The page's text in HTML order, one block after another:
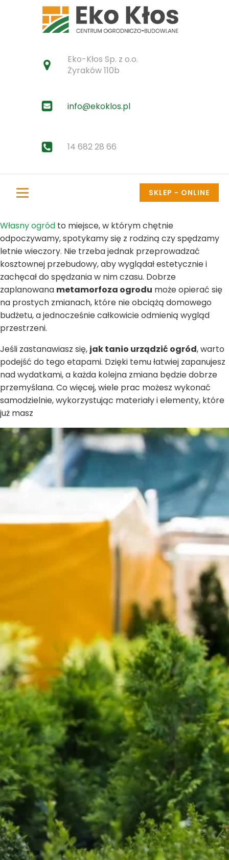
Eko-Kłos Sp. z o.o.
Żyraków 110b
info@ekoklos.pl
14 682 28 66
SKLEP - ONLINE
Własny ogród to miejsce, w którym chętnie
odpoczywamy, spotykamy się z rodziną czy spędzamy
letnie wieczory. Nie trzeba jednak przeprowadzać
kosztownej przebudowy, aby wyglądał estetycznie i
zachęcał do spędzania w nim czasu. Dobrze
zaplanowana metamorfoza ogrodu może opierać się
na prostych zmianach, które nie obciążą domowego
budżetu, a jednocześnie całkowicie odmienią wygląd
przestrzeni.
Jeśli zastanawiasz się, jak tanio urządzić ogród, warto
podejść do tego etapami. Dzięki temu łatwiej zapanujesz
nad wydatkami, a każda kolejna zmiana będzie dobrze
przemyślana. Co więcej, wiele prac możesz wykonać
samodzielnie, wykorzystując materiały i elementy, które
już masz